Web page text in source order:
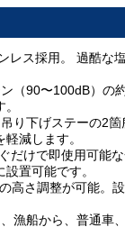
レス採用。 過酷な
（90〜100dB）の
り下げステーの2
減します。
だけで即使用可能
置可能です。
高さ調整が可能。
漁船から、普通車